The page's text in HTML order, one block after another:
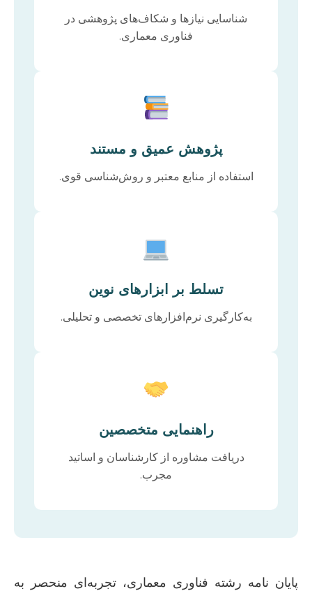
شناسایی نیازها و شکاف‌های پژوهشی در
فناوری معماری.
پژوهش عمیق و مستند
استفاده از منابع معتبر و روش‌شناسی قوی.
تسلط بر ابزارهای نوین
به‌کارگیری نرم‌افزارهای تخصصی و تحلیلی.
راهنمایی متخصصین
دریافت مشاوره از کارشناسان و اساتید
مجرب.
پایان نامه رشته فناوری معماری، تجربه‌ای منحصر به